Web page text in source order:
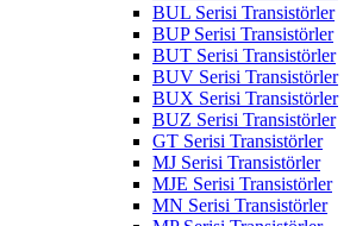
BUL Serisi Transistörler
BUP Serisi Transistörler
BUT Serisi Transistörler
BUV Serisi Transistörler
BUX Serisi Transistörler
BUZ Serisi Transistörler
GT Serisi Transistörler
MJ Serisi Transistörler
MJE Serisi Transistörler
MN Serisi Transistörler